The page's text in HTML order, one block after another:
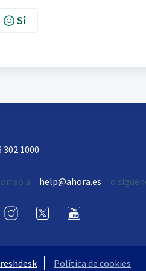
Sí
302 1000
a help@ahora.es o
Política de cookies